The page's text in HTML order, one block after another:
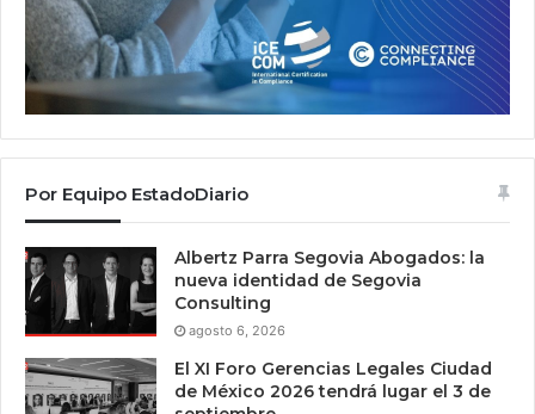
Por Equipo EstadoDiario
Albertz Parra Segovia Abogados: la
nueva identidad de Segovia
Consulting
agosto 6, 2026
El XI Foro Gerencias Legales Ciudad
de México 2026 tendrá lugar el 3 de